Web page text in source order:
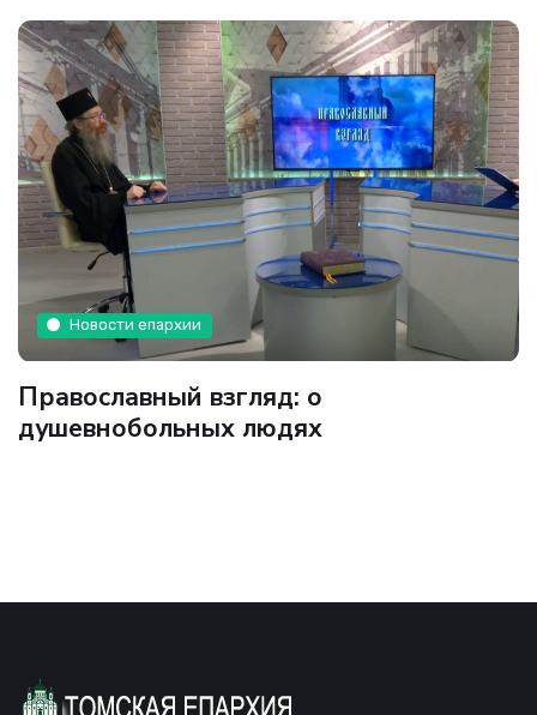
Новости епархии
Православный взгляд: о
душевнобольных людях